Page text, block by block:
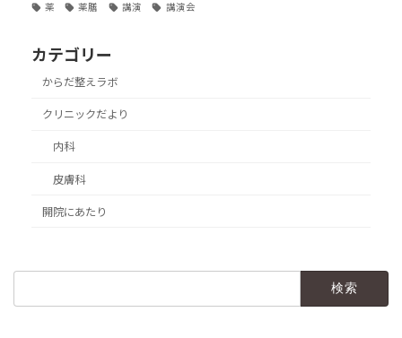
薬 薬膳 講演 講演会
カテゴリー
からだ整えラボ
クリニックだより
内科
皮膚科
開院にあたり